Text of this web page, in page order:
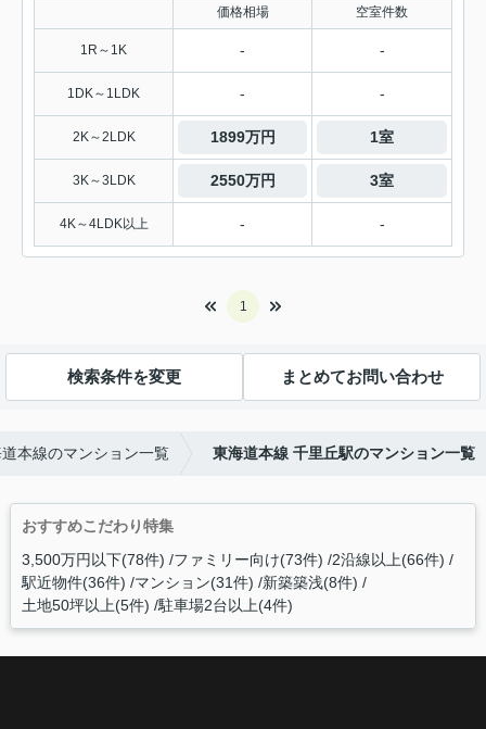
価格相場 空室件数
1R～1K - -
1DK～1LDK - -
2K～2LDK 1899万円 1室
3K～3LDK 2550万円 3室
4K～4LDK以上 - -
1
検索条件を変更 まとめてお問い合わせ
本線のマンション一覧 東海道本線 千里丘駅のマンション一覧
おすすめこだわり特集
3,500万円以下(78件) ファミリー向け(73件) 2沿線以上(66件)
駅近物件(36件) マンション(31件) 新築築浅(8件)
土地50坪以上(5件) 駐車場2台以上(4件)